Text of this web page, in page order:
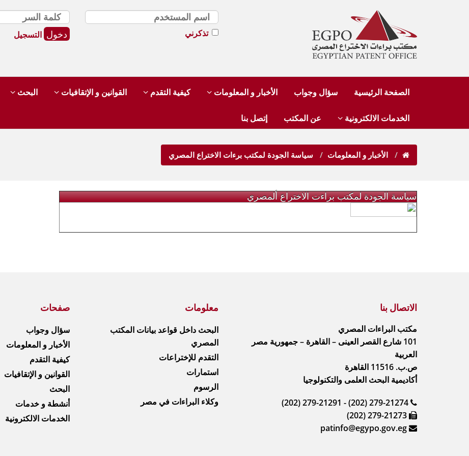
تذكرني التسجيل
الصفحة الرئيسية سؤال وجواب الأخبار و المعلومات كيفية التقدم القوانين و الإتقافيات البحث
الخدمات الالكترونية عن المكتب إتصل بنا
الأخبار و المعلومات سياسة الجودة لمكتب برءات الاختراع المصري
سياسة الجودة لمكتب براءت الاختراع ألمصري
الاتصال بنا
مكتب البراءات المصري
101 شارع القصر العينى – القاهرة – جمهورية مصر
العربية
ص.ب. 11516 القاهرة
أكاديمية البحث العلمى والتكنولوجيا
(202) 279-21291 - (202) 279-21274
(202) 279-21273
patinfo@egypo.gov.eg
معلومات
البحث داخل قواعد بيانات المكتب
المصري
التقدم للإختراعات
استمارات
الرسوم
وكلاء البراءات في مصر
صفحات
سؤال وجواب
الأخبار و المعلومات
كيفية التقدم
القوانين و الإتقافيات
البحث
أنشطة و خدمات
الخدمات الالكترونية